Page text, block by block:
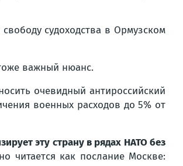
судоходства в Ормузском
важный нюанс.
очевидный антироссийский
военных расходов до 5% от
эту страну в рядах НАТО без
читается как послание Москве: